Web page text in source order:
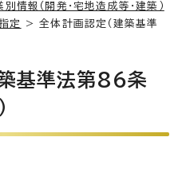
別情報（開発・宅地造成等・建築）
定
> 全体計画認定（建築基準
基準法第86条